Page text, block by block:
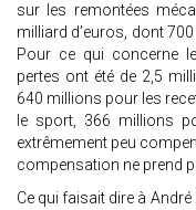
sur les remontées
milliard d’euros, dont
Pour ce qui concerne
pertes ont été de 2,5
640 millions pour les
le sport, 366 millions
extrêmement peu
compensation ne prend
Ce qui faisait dire à